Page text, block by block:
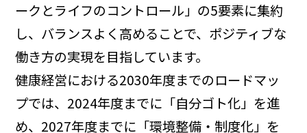
ークとライフのコントロール」の5要素に集約
し、バランスよく高めることで、ポジティブな
働き方の実現を目指しています。
健康経営における2030年度までのロードマッ
プでは、2024年度までに「自分ゴト化」を進
め、2027年度までに「環境整備・制度化」を